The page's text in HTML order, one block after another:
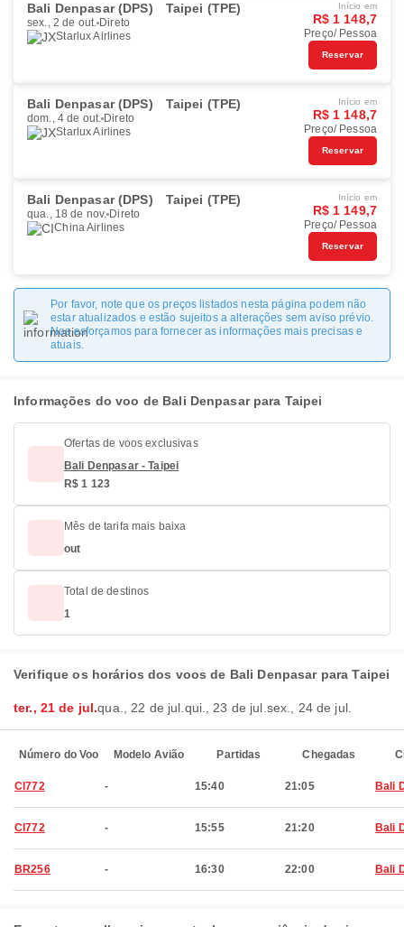
Bali Denpasar (DPS) Taipei (TPE)
sex., 2 de out. Direto
Starlux Airlines
Início em
R$ 1 148,7
Preço/ Pessoa
Reservar
Bali Denpasar (DPS) Taipei (TPE)
dom., 4 de out. Direto
Starlux Airlines
Início em
R$ 1 148,7
Preço/ Pessoa
Reservar
Bali Denpasar (DPS) Taipei (TPE)
qua., 18 de nov. Direto
China Airlines
Início em
R$ 1 149,7
Preço/ Pessoa
Reservar
Por favor, note que os preços listados nesta página podem não
estar atualizados e estão sujeitos a alterações sem aviso prévio.
Nos esforçamos para fornecer as informações mais precisas e
atuais.
Informações do voo de Bali Denpasar para Taipei
Ofertas de voos exclusivas
Bali Denpasar - Taipei
R$ 1 123
Mês de tarifa mais baixa
out
Total de destinos
1
Verifique os horários dos voos de Bali Denpasar para Taipei
ter., 21 de jul.qua., 22 de jul. qui., 23 de jul. sex., 24 de jul.
Número do Voo Modelo Avião Partidas Chegadas
CI772 - 15:40 21:05 Bali
CI772 - 15:55 21:20 Bali
BR256 - 16:30 22:00 Bali